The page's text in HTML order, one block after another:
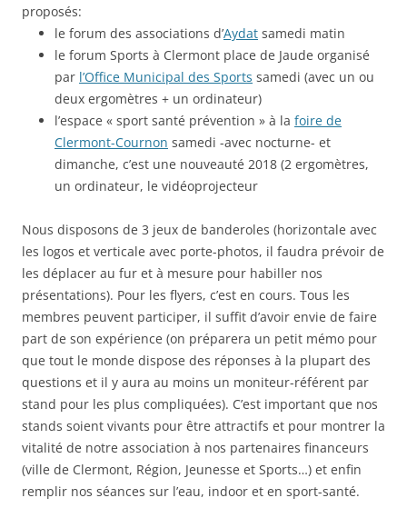
proposés:
le forum des associations d’Aydat samedi matin
le forum Sports à Clermont place de Jaude organisé
par l’Office Municipal des Sports samedi (avec un ou
deux ergomètres + un ordinateur)
l’espace « sport santé prévention » à la foire de
Clermont-Cournon samedi -avec nocturne- et
dimanche, c’est une nouveauté 2018 (2 ergomètres,
un ordinateur, le vidéoprojecteur
Nous disposons de 3 jeux de banderoles (horizontale avec
les logos et verticale avec porte-photos, il faudra prévoir de
les déplacer au fur et à mesure pour habiller nos
présentations). Pour les flyers, c’est en cours. Tous les
membres peuvent participer, il suffit d’avoir envie de faire
part de son expérience (on préparera un petit mémo pour
que tout le monde dispose des réponses à la plupart des
questions et il y aura au moins un moniteur-référent par
stand pour les plus compliquées). C’est important que nos
stands soient vivants pour être attractifs et pour montrer la
vitalité de notre association à nos partenaires financeurs
(ville de Clermont, Région, Jeunesse et Sports…) et enfin
remplir nos séances sur l’eau, indoor et en sport-santé.